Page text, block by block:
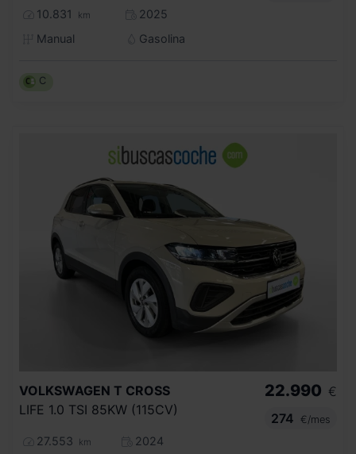
10.831 km
2025
Manual
Gasolina
C
VOLKSWAGEN T CROSS
LIFE 1.0 TSI 85KW (115CV)
27.553 km
2024
22.990 €
274
€/mes